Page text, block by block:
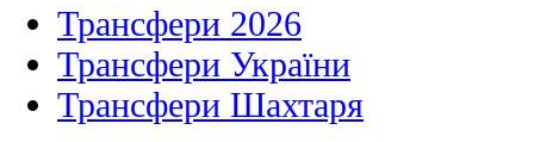
Трансфери 2026
Трансфери України
Трансфери Шахтаря